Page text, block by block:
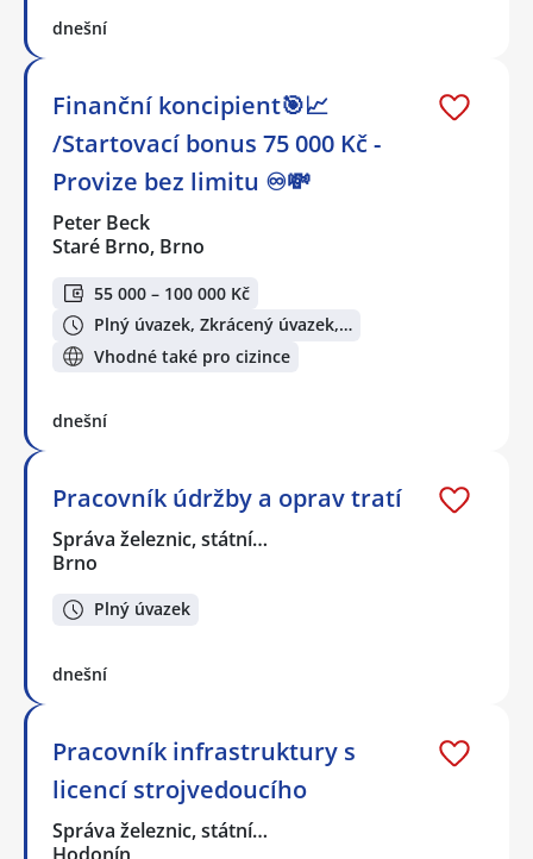
dnešní
Finanční koncipient🎯📈
/Startovací bonus 75 000 Kč -
Provize bez limitu ♾️💸
Peter Beck
Staré Brno, Brno
55 000 – 100 000 Kč
Plný úvazek, Zkrácený úvazek,…
Vhodné také pro cizince
dnešní
Pracovník údržby a oprav tratí
Správa železnic, státní…
Brno
Plný úvazek
dnešní
Pracovník infrastruktury s
licencí strojvedoucího
Správa železnic, státní…